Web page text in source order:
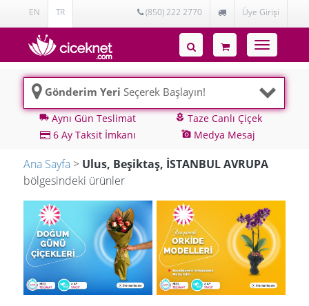
EN TR (850) 222 2770 Üye Girişi
Toggle
navigation
Gönderim Yeri Seçerek Başlayın!
local_shipping Aynı Gün Teslimat local_florist Taze Canlı Çiçek
6 Ay Taksit İmkanı
add_a_photo Medya Mesaj
Ana Sayfa > Ulus, Beşiktaş, İSTANBUL AVRUPA
bölgesindeki ürünler